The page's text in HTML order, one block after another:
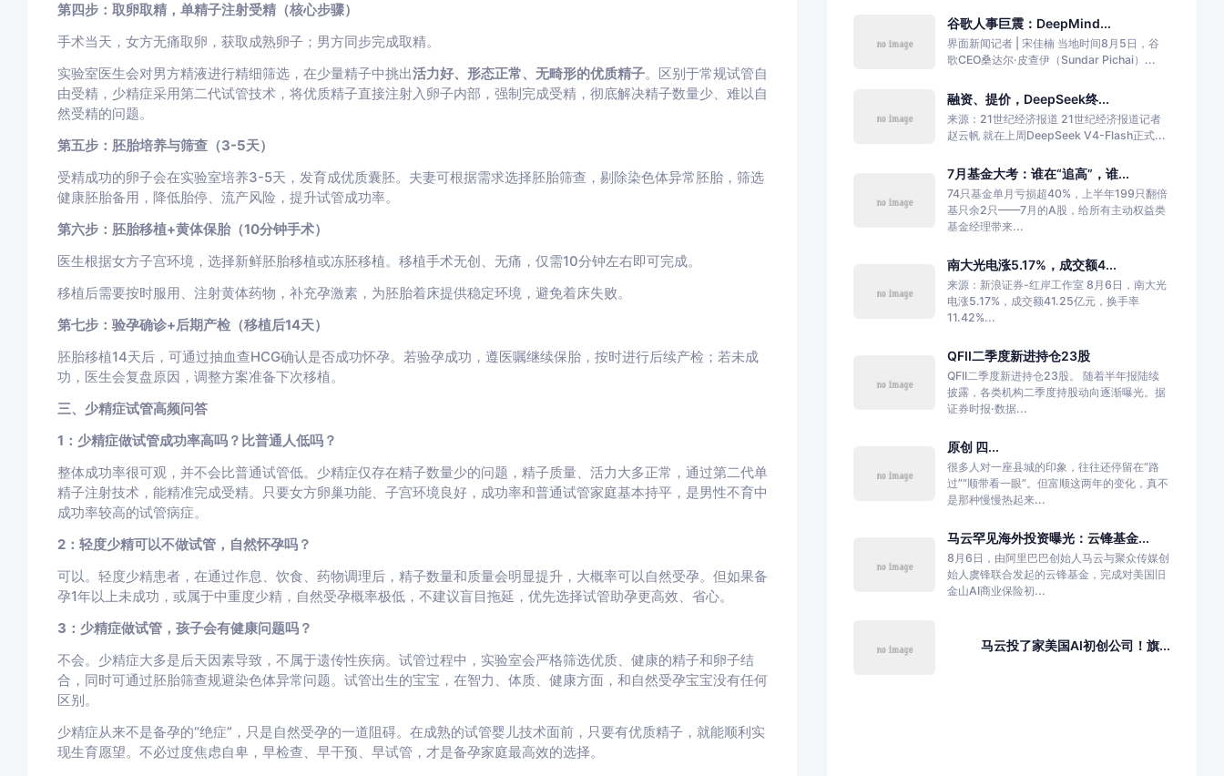
第四步：取卵取精，单精子注射受精（核心步骤）
手术当天，女方无痛取卵，获取成熟卵子；男方同步完成取精。
实验室医生会对男方精液进行精细筛选，在少量精子中挑出活力好、形态正常、无畸形的优质精子。区别于常规试管自
由受精，少精症采用第二代试管技术，将优质精子直接注射入卵子内部，强制完成受精，彻底解决精子数量少、难以自
然受精的问题。
第五步：胚胎培养与筛查（3-5天）
受精成功的卵子会在实验室培养3-5天，发育成优质囊胚。夫妻可根据需求选择胚胎筛查，剔除染色体异常胚胎，筛选
健康胚胎备用，降低胎停、流产风险，提升试管成功率。
第六步：胚胎移植+黄体保胎（10分钟手术）
医生根据女方子宫环境，选择新鲜胚胎移植或冻胚移植。移植手术无创、无痛，仅需10分钟左右即可完成。
移植后需要按时服用、注射黄体药物，补充孕激素，为胚胎着床提供稳定环境，避免着床失败。
第七步：验孕确诊+后期产检（移植后14天）
胚胎移植14天后，可通过抽血查HCG确认是否成功怀孕。若验孕成功，遵医嘱继续保胎，按时进行后续产检；若未成
功，医生会复盘原因，调整方案准备下次移植。
三、少精症试管高频问答
1：少精症做试管成功率高吗？比普通人低吗？
整体成功率很可观，并不会比普通试管低。少精症仅存在精子数量少的问题，精子质量、活力大多正常，通过第二代单
精子注射技术，能精准完成受精。只要女方卵巢功能、子宫环境良好，成功率和普通试管家庭基本持平，是男性不育中
成功率较高的试管病症。
2：轻度少精可以不做试管，自然怀孕吗？
可以。轻度少精患者，在通过作息、饮食、药物调理后，精子数量和质量会明显提升，大概率可以自然受孕。但如果备
孕1年以上未成功，或属于中重度少精，自然受孕概率极低，不建议盲目拖延，优先选择试管助孕更高效、省心。
3：少精症做试管，孩子会有健康问题吗？
不会。少精症大多是后天因素导致，不属于遗传性疾病。试管过程中，实验室会严格筛选优质、健康的精子和卵子结
合，同时可通过胚胎筛查规避染色体异常问题。试管出生的宝宝，在智力、体质、健康方面，和自然受孕宝宝没有任何
区别。
少精症从来不是备孕的“绝症”，只是自然受孕的一道阻碍。在成熟的试管婴儿技术面前，只要有优质精子，就能顺利实
现生育愿望。不必过度焦虑自卑，早检查、早干预、早试管，才是备孕家庭最高效的选择。
谷歌人事巨震：DeepMind...
界面新闻记者 | 宋佳楠 当地时间8月5日，谷
歌CEO桑达尔·皮查伊（Sundar Pichai）...
融资、提价，DeepSeek终...
来源：21世纪经济报道 21世纪经济报道记者
赵云帆 就在上周DeepSeek V4-Flash正式...
7月基金大考：谁在“追高”，谁...
74只基金单月亏损超40%，上半年199只翻倍
基只余2只——7月的A股，给所有主动权益类
基金经理带来...
南大光电涨5.17%，成交额4...
来源：新浪证券-红岸工作室 8月6日，南大光
电涨5.17%，成交额41.25亿元，换手率
11.42%...
QFII二季度新进持仓23股
QFII二季度新进持仓23股。 随着半年报陆续
披露，各类机构二季度持股动向逐渐曝光。据
证券时报·数据...
原创 四...
很多人对一座县城的印象，往往还停留在“路
过”“顺带看一眼”。但富顺这两年的变化，真不
是那种慢慢热起来...
马云罕见海外投资曝光：云锋基金...
8月6日，由阿里巴巴创始人马云与聚众传媒创
始人虞锋联合发起的云锋基金，完成对美国旧
金山AI商业保险初...
马云投了家美国AI初创公司！旗...